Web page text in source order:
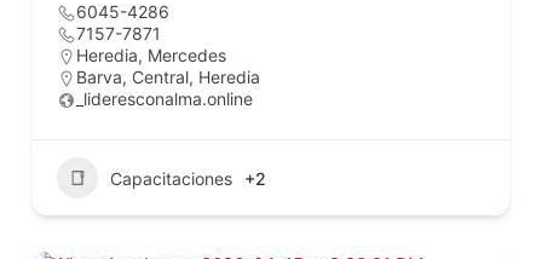
6045-4286
7157-7871
Heredia, Mercedes
Barva, Central, Heredia
_lideresconalma.online
Capacitaciones +2